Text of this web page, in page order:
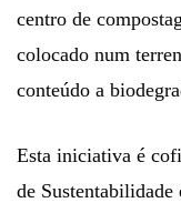
centro de
colocado num
conteúdo a
Esta iniciativa é
de